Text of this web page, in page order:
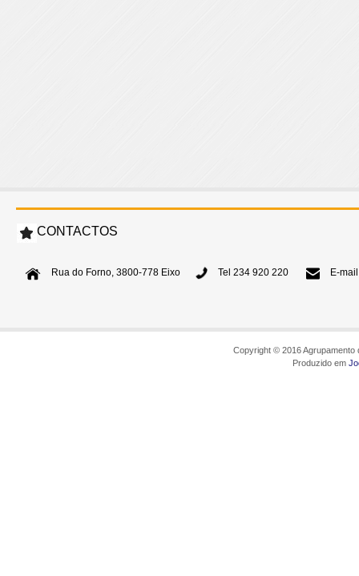
CONTACTOS
Rua do Forno, 3800-778 Eixo Tel 234 920 220 E-
Copyright © 2016
Produzido em